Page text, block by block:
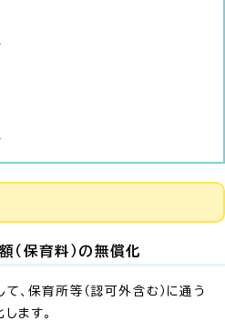
保育料）の無償化
、保育所等（認可外含む）に通う
ます。